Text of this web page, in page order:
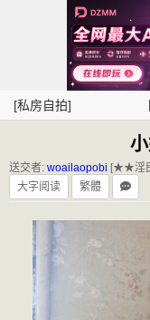
[私房自拍]
送交者: woailaopobi [★★淫
大字阅读
繁體